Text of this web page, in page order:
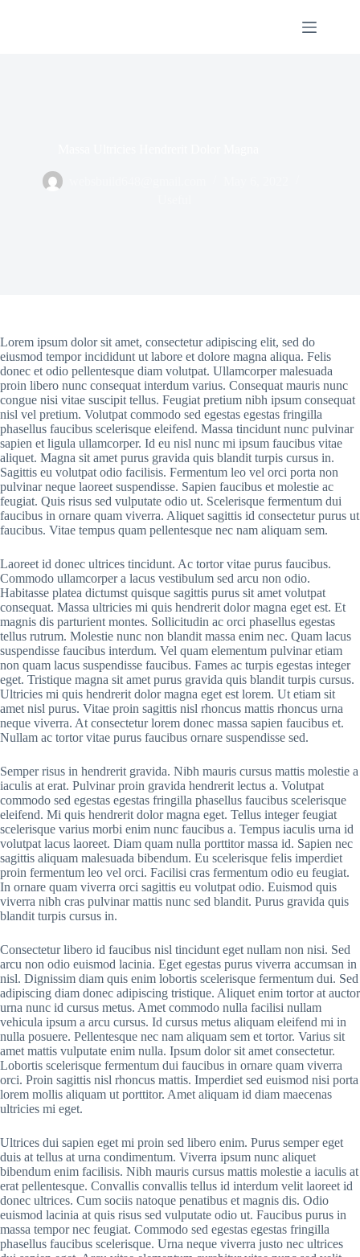
Lorem ipsum dolor sit amet, consectetur adipiscing elit, sed do
eiusmod tempor incididunt ut labore et dolore magna aliqua. Felis
donec et odio pellentesque diam volutpat. Ullamcorper malesuada
proin libero nunc consequat interdum varius. Consequat mauris nunc
congue nisi vitae suscipit tellus. Feugiat pretium nibh ipsum consequat
nisl vel pretium. Volutpat commodo sed egestas egestas fringilla
phasellus faucibus scelerisque eleifend. Massa tincidunt nunc pulvinar
sapien et ligula ullamcorper. Id eu nisl nunc mi ipsum faucibus vitae
aliquet. Magna sit amet purus gravida quis blandit turpis cursus in.
Sagittis eu volutpat odio facilisis. Fermentum leo vel orci porta non
pulvinar neque laoreet suspendisse. Sapien faucibus et molestie ac
feugiat. Quis risus sed vulputate odio ut. Scelerisque fermentum dui
faucibus in ornare quam viverra. Aliquet sagittis id consectetur purus ut
faucibus. Vitae tempus quam pellentesque nec nam aliquam sem.
Laoreet id donec ultrices tincidunt. Ac tortor vitae purus faucibus.
Commodo ullamcorper a lacus vestibulum sed arcu non odio.
Habitasse platea dictumst quisque sagittis purus sit amet volutpat
consequat. Massa ultricies mi quis hendrerit dolor magna eget est. Et
magnis dis parturient montes. Sollicitudin ac orci phasellus egestas
tellus rutrum. Molestie nunc non blandit massa enim nec. Quam lacus
suspendisse faucibus interdum. Vel quam elementum pulvinar etiam
non quam lacus suspendisse faucibus. Fames ac turpis egestas integer
eget. Tristique magna sit amet purus gravida quis blandit turpis cursus.
Ultricies mi quis hendrerit dolor magna eget est lorem. Ut etiam sit
amet nisl purus. Vitae proin sagittis nisl rhoncus mattis rhoncus urna
neque viverra. At consectetur lorem donec massa sapien faucibus et.
Nullam ac tortor vitae purus faucibus ornare suspendisse sed.
Semper risus in hendrerit gravida. Nibh mauris cursus mattis molestie a
iaculis at erat. Pulvinar proin gravida hendrerit lectus a. Volutpat
commodo sed egestas egestas fringilla phasellus faucibus scelerisque
eleifend. Mi quis hendrerit dolor magna eget. Tellus integer feugiat
scelerisque varius morbi enim nunc faucibus a. Tempus iaculis urna id
volutpat lacus laoreet. Diam quam nulla porttitor massa id. Sapien nec
sagittis aliquam malesuada bibendum. Eu scelerisque felis imperdiet
proin fermentum leo vel orci. Facilisi cras fermentum odio eu feugiat.
In ornare quam viverra orci sagittis eu volutpat odio. Euismod quis
viverra nibh cras pulvinar mattis nunc sed blandit. Purus gravida quis
blandit turpis cursus in.
Consectetur libero id faucibus nisl tincidunt eget nullam non nisi. Sed
arcu non odio euismod lacinia. Eget egestas purus viverra accumsan in
nisl. Dignissim diam quis enim lobortis scelerisque fermentum dui. Sed
adipiscing diam donec adipiscing tristique. Aliquet enim tortor at auctor
urna nunc id cursus metus. Amet commodo nulla facilisi nullam
vehicula ipsum a arcu cursus. Id cursus metus aliquam eleifend mi in
nulla posuere. Pellentesque nec nam aliquam sem et tortor. Varius sit
amet mattis vulputate enim nulla. Ipsum dolor sit amet consectetur.
Lobortis scelerisque fermentum dui faucibus in ornare quam viverra
orci. Proin sagittis nisl rhoncus mattis. Imperdiet sed euismod nisi porta
lorem mollis aliquam ut porttitor. Amet aliquam id diam maecenas
ultricies mi eget.
Ultrices dui sapien eget mi proin sed libero enim. Purus semper eget
duis at tellus at urna condimentum. Viverra ipsum nunc aliquet
bibendum enim facilisis. Nibh mauris cursus mattis molestie a iaculis at
erat pellentesque. Convallis convallis tellus id interdum velit laoreet id
donec ultrices. Cum sociis natoque penatibus et magnis dis. Odio
euismod lacinia at quis risus sed vulputate odio ut. Faucibus purus in
massa tempor nec feugiat. Commodo sed egestas egestas fringilla
phasellus faucibus scelerisque. Urna neque viverra justo nec ultrices